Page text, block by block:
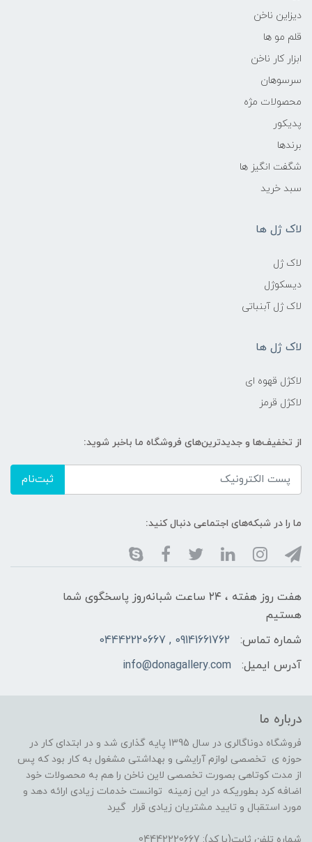
دیزاین ناخن
قلم مو ها
ابزار کار ناخن
سرسوهان
محصولات مژه
پدیکور
برندها
شگفت انگیز ها
سبد خرید
لاک ژل ها
لاک ژل
دیسکوژل
لاک ژل آبنباتی
لاک ژل ها
لاکژل قهوه ای
لاکژل قرمز
از تخفیف‌ها و جدیدترین‌های فروشگاه ما باخبر شوید:
ثبت‌نام
ما را در شبکه‌های اجتماعی دنبال کنید:
هفت روز هفته ، ۲۴ ساعت شبانه‌روز پاسخگوی شما
هستیم
شماره تماس:
09141661762 , 04442220667
آدرس ایمیل:
info@donagallery.com
درباره ما
فروشگاه دوناگالری در سال 1395 پایه گذاری شد و در ابتدای کار در
حوزه ی تخصصی لوازم آرایشی و بهداشتی مشغول به کار بود که پس
از مدت کوتاهی بصورت تخصصی لاین ناخن را هم به محصولات خود
اضافه کرد بطوریکه در این زمینه توانست خدمات زیادی ارائه دهد و
مورد استقبال و تایید مشتریان زیادی قرار گیرد